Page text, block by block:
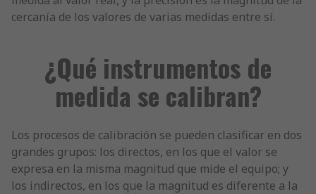
cercanía de los valores de varias medidas entre sí.
¿Qué instrumentos de
medida se calibran?
Los procesos de calibración se pueden clasificar en dos
grandes grupos: los directos, en los que el valor se
expresa en la misma magnitud que mide el equipo; y
los indirectos, en los que la magnitud es diferente a la